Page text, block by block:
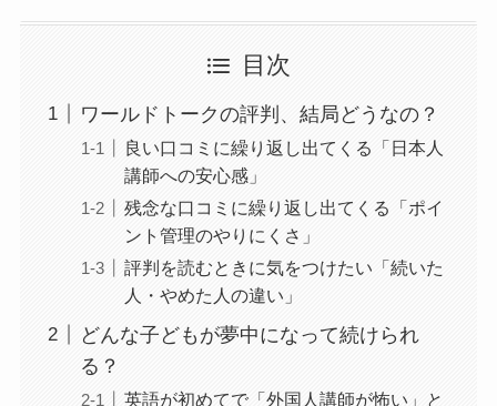
目次
ワールドトークの評判、結局どうなの？
良い口コミに繰り返し出てくる「日本人
講師への安心感」
残念な口コミに繰り返し出てくる「ポイ
ント管理のやりにくさ」
評判を読むときに気をつけたい「続いた
人・やめた人の違い」
どんな子どもが夢中になって続けられ
る？
英語が初めてで「外国人講師が怖い」と